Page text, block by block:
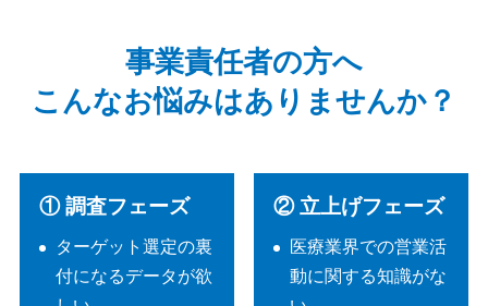
事業責任者の方へ
こんなお悩みはありませんか？
① 調査フェーズ
ターゲット選定の裏
付になるデータが欲
② 立上げフェーズ
医療業界での営業活
動に関する知識がな